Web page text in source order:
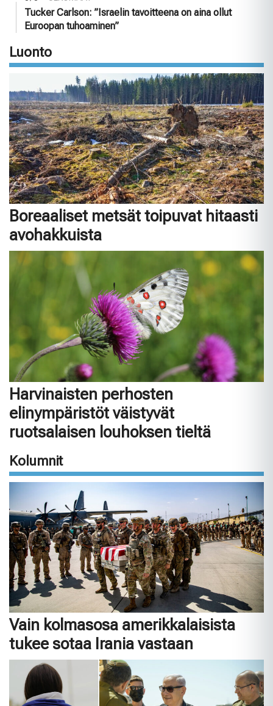
Tucker Carlson: ”Israelin tavoitteena on aina ollut
Euroopan tuhoaminen”
Luonto
Boreaaliset metsät toipuvat hitaasti
avohakkuista
Harvinaisten perhosten
elinympäristöt väistyvät
ruotsalaisen louhoksen tieltä
Kolumnit
Vain kolmasosa amerikkalaisista
tukee sotaa Irania vastaan